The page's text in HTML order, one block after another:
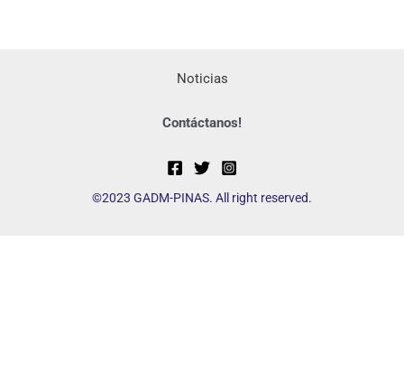
Noticias
Contáctanos!
©2023 GADM-PINAS. All right reserved.